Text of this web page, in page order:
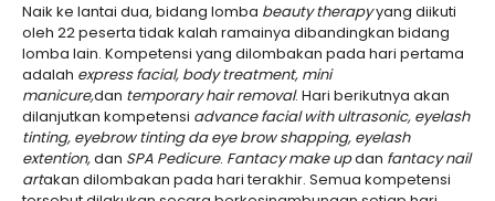
Naik ke lantai dua, bidang lomba beauty therapyyang diikuti
oleh 22 peserta tidak kalah ramainya dibandingkan bidang
lomba lain. Kompetensi yang dilombakan pada hari pertama
adalah express facial, body treatment, mini
manicure,dan temporary hair removal. Hari berikutnya akan
dilanjutkan kompetensi advance facial with ultrasonic, eyelash
tinting, eyebrow tinting da eye brow shapping, eyelash
extention,dan SPA Pedicure. Fantacy make updan fantacy nail
artakan dilombakan pada hari terakhir. Semua kompetensi